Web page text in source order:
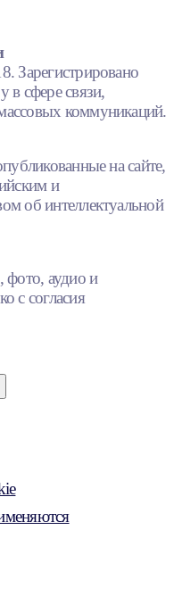
в сфере связи,
коммуникаций.
на сайте,
и
об интеллектуальной
фото, аудио и
с согласия